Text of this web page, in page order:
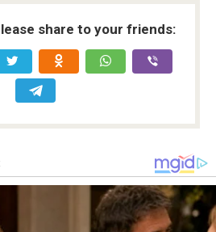
share to your friends: